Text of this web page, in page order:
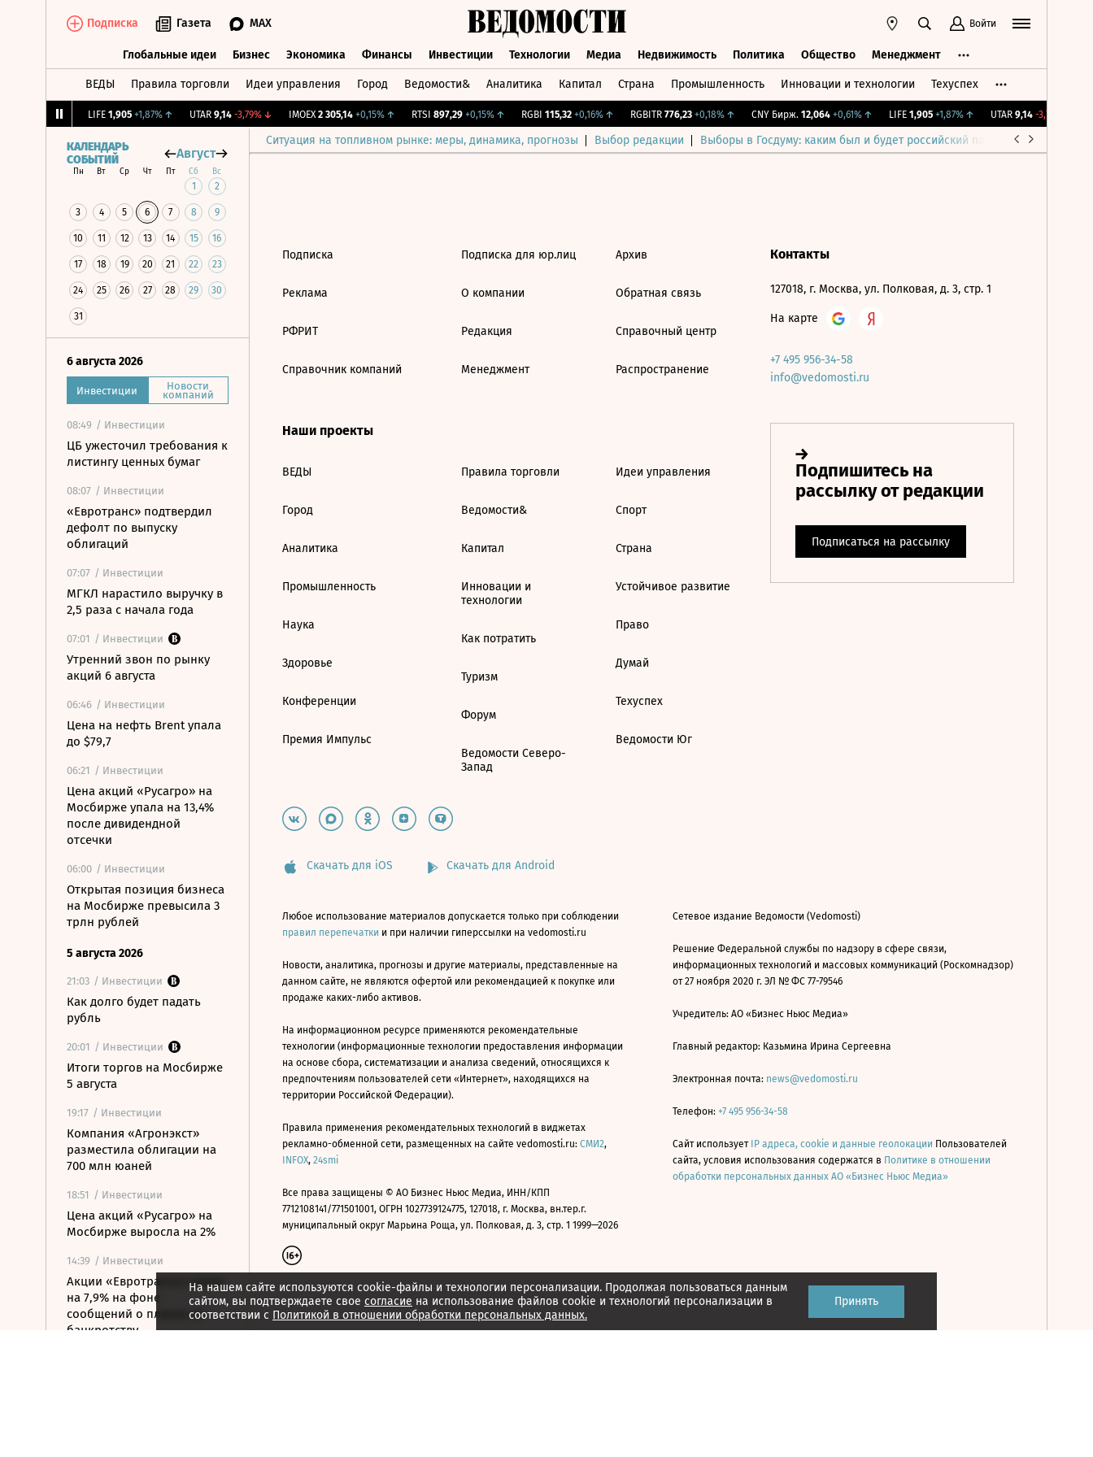
Подписка Газета MAX Войти
Глобальные идеи Бизнес Экономика Финансы Инвестиции Технологии Медиа Недвижимость Политика Общество Менеджмент
ВЕДЫ Правила торговли Идеи управления Город Ведомости& Аналитика Капитал Страна Промышленность Инновации и технологии Техуспех
LIFE 1,905 +1,87%↑ UTAR 9,14 -3,79%↓ IMOEX 2 305,14 +0,15%↑ RTSI 897,29 +0,15%↑ RGBI 115,32 +0,16%↑ RGBITR 776,23 +0,18%↑ CNY Бирж. 12,064 +0,61%↑ LIFE 1,905 +1,87%↑ UTAR 9,14 -3,79%
Ситуация на топливном рынке: меры, динамика, прогнозы Выбор редакции Выборы в Госдуму: каким был и будет российский парламент
КАЛЕНДАРЬ
СОБЫТИЙ
Август
Пн Вт Ср Чт Пт Сб Вс
1 2
3 4 5 6 7 8 9
10 11 12 13 14 15 16
17 18 19 20 21 22 23
24 25 26 27 28 29 30
31
6 августа 2026
Инвестиции Новости
компаний
08:49 / Инвестиции
ЦБ ужесточил требования к
листингу ценных бумаг
08:07 / Инвестиции
«Евротранс» подтвердил
дефолт по выпуску
облигаций
07:07 / Инвестиции
МГКЛ нарастило выручку в
2,5 раза с начала года
07:01 / Инвестиции
Утренний звон по рынку
акций 6 августа
06:46 / Инвестиции
Цена на нефть Brent упала
до $79,7
06:21 / Инвестиции
Цена акций «Русагро» на
Мосбирже упала на 13,4%
после дивидендной
отсечки
06:00 / Инвестиции
Открытая позиция бизнеса
на Мосбирже превысила 3
трлн рублей
5 августа 2026
21:03 / Инвестиции
Как долго будет падать
рубль
20:01 / Инвестиции
Итоги торгов на Мосбирже
5 августа
19:17 / Инвестиции
Компания «Агронэкст»
разместила облигации на
700 млн юаней
18:51 / Инвестиции
Цена акций «Русагро» на
Мосбирже выросла на 2%
14:39 / Инвестиции
Акции «Евротранса» упали
на 7,9% на фоне
сообщений о планах по
банкротству
На нашем сайте используются cookie-файлы и технологии персонализации. Продолжая пользоваться данным
сайтом, вы подтверждаете свое согласие на использование файлов cookie и технологий персонализации в
соответствии с Политикой в отношении обработки персональных данных.
Принять
Подписка
Реклама
РФРИТ
Справочник компаний
Подписка для юр.лиц
О компании
Редакция
Менеджмент
Архив
Обратная связь
Справочный центр
Распространение
Наши проекты
ВЕДЫ
Город
Аналитика
Промышленность
Наука
Здоровье
Конференции
Премия Импульс
Правила торговли
Ведомости&
Капитал
Инновации и
технологии
Как потратить
Туризм
Форум
Ведомости Северо-
Запад
Идеи управления
Спорт
Страна
Устойчивое развитие
Право
Думай
Техуспех
Ведомости Юг
Контакты
127018, г. Москва, ул. Полковая, д. 3, стр. 1
На карте
+7 495 956-34-58
info@vedomosti.ru
Скачать для iOS Скачать для Android
Любое использование материалов допускается только при соблюдении
правил перепечатки и при наличии гиперссылки на vedomosti.ru
Новости, аналитика, прогнозы и другие материалы, представленные на
данном сайте, не являются офертой или рекомендацией к покупке или
продаже каких-либо активов.
На информационном ресурсе применяются рекомендательные
технологии (информационные технологии предоставления информации
на основе сбора, систематизации и анализа сведений, относящихся к
предпочтениям пользователей сети «Интернет», находящихся на
территории Российской Федерации).
Правила применения рекомендательных технологий в виджетах
рекламно-обменной сети, размещенных на сайте vedomosti.ru: СМИ2,
INFOX, 24smi
Все права защищены © АО Бизнес Ньюс Медиа, ИНН/КПП
7712108141/771501001, ОГРН 1027739124775, 127018, г. Москва, вн.тер.г.
муниципальный округ Марьина Роща, ул. Полковая, д. 3, стр. 1 1999—2026
Сетевое издание Ведомости (Vedomosti)
Решение Федеральной службы по надзору в сфере связи,
информационных технологий и массовых коммуникаций (Роскомнадзор)
от 27 ноября 2020 г. ЭЛ № ФС 77-79546
Учредитель: АО «Бизнес Ньюс Медиа»
Главный редактор: Казьмина Ирина Сергеевна
Электронная почта: news@vedomosti.ru
Телефон: +7 495 956-34-58
Сайт использует IP адреса, cookie и данные геолокации Пользователей
сайта, условия использования содержатся в Политике в отношении
обработки персональных данных АО «Бизнес Ньюс Медиа»